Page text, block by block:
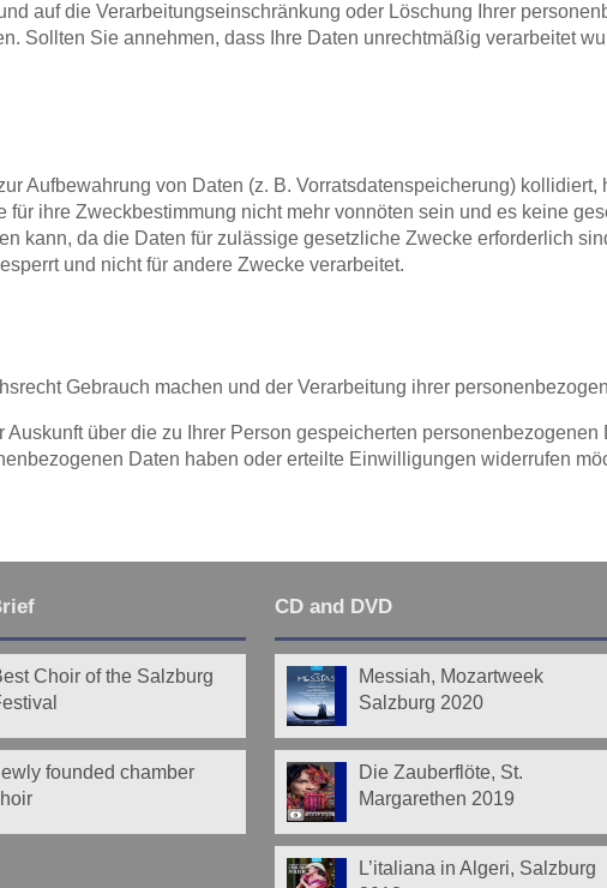
auf die Verarbeitungseinschränkung oder Löschung Ihrer
Sollten Sie annehmen, dass Ihre Daten unrechtmäßig verarbeitet
Aufbewahrung von Daten (z. B. Vorratsdatenspeicherung)
ihre Zweckbestimmung nicht mehr vonnöten sein und es keine
kann, da die Daten für zulässige gesetzliche Zwecke erforderlich
und nicht für andere Zwecke verarbeitet.
Gebrauch machen und der Verarbeitung ihrer
über die zu Ihrer Person gespeicherten
Daten haben oder erteilte Einwilligungen widerrufen
Choir of the Salzburg
founded chamber
CD and DVD
Messiah, Mozartweek
Salzburg 2020
Die Zauberflöte, St.
Margarethen 2019
L’italiana in Algeri, Salzburg